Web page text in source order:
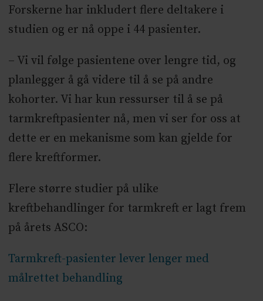
Forskerne har inkludert flere deltakere i
studien og er nå oppe i 44 pasienter.
– Vi vil følge pasientene over lengre tid, og
planlegger å gå videre til å se på andre
kohorter. Vi har kun ressurser til å se på
tarmkreftpasienter nå, men vi ser for oss at
dette er en mekanisme som kan gjelde for
flere kreftformer.
Flere større studier på ulike
kreftbehandlinger for tarmkreft er lagt frem
på årets ASCO:
Tarmkreft-pasienter lever lenger med
målrettet behandling